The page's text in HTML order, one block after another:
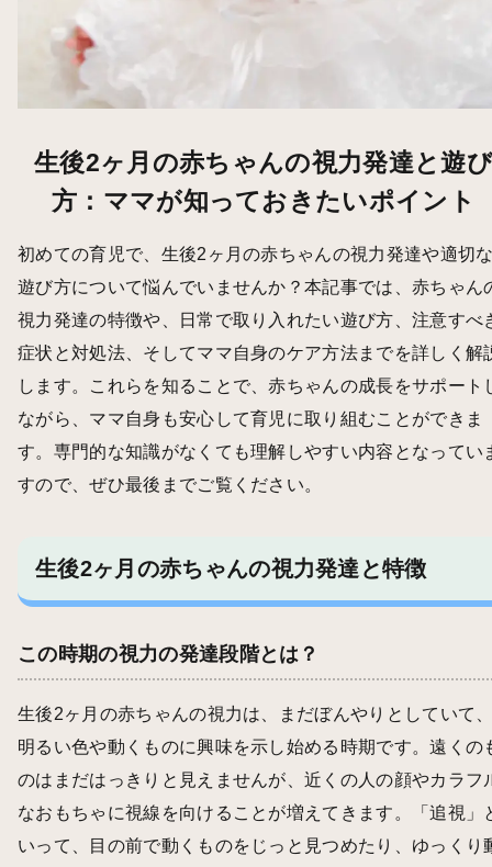
生後2ヶ月の赤ちゃんの視力発達と遊び
方：ママが知っておきたいポイント
初めての育児で、生後2ヶ月の赤ちゃんの視力発達や適切
遊び方について悩んでいませんか？本記事では、赤ちゃん
視力発達の特徴や、日常で取り入れたい遊び方、注意すべ
症状と対処法、そしてママ自身のケア方法までを詳しく解
します。これらを知ることで、赤ちゃんの成長をサポート
ながら、ママ自身も安心して育児に取り組むことができま
す。専門的な知識がなくても理解しやすい内容となってい
すので、ぜひ最後までご覧ください。
生後2ヶ月の赤ちゃんの視力発達と特徴
この時期の視力の発達段階とは？
生後2ヶ月の赤ちゃんの視力は、まだぼんやりとしていて
明るい色や動くものに興味を示し始める時期です。遠くの
のはまだはっきりと見えませんが、近くの人の顔やカラフ
なおもちゃに視線を向けることが増えてきます。「追視」
いって、目の前で動くものをじっと見つめたり、ゆっくり